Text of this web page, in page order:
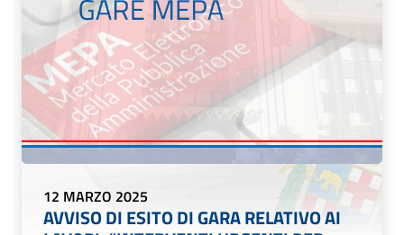
12 MARZO 2025
AVVISO DI ESITO DI GARA RELATIVO AI